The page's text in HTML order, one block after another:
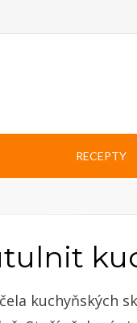
RECEPTY
kuchyňských